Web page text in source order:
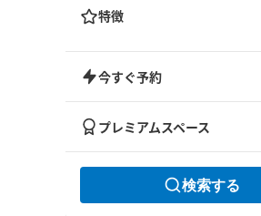
特徴
今すぐ予約
プレミアムスペース
検索する